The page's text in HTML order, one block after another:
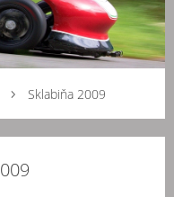
Sklabiňa 2009